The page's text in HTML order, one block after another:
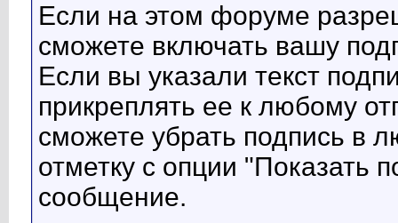
Если на этом форуме
сможете включать вашу
Если вы указали текст
прикреплять ее к любому
сможете убрать подпись в
отметку с опции "Показать
сообщение.